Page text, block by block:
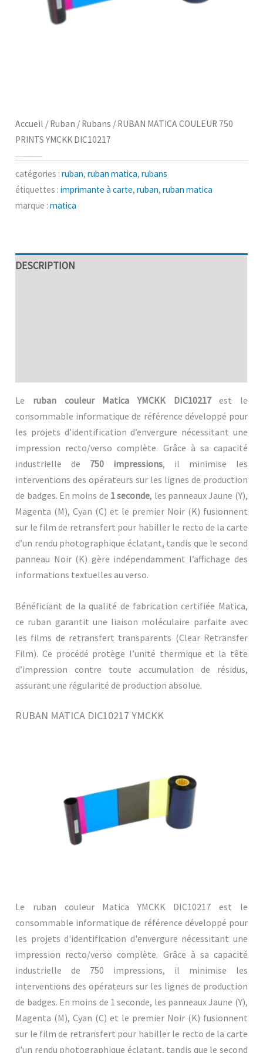
Accueil / Ruban / Rubans / RUBAN MATICA COULEUR 750
PRINTS YMCKK DIC10217
RUBAN MATICA COULEUR 750 PRINTS YMCKK DIC10217
catégories :ruban,ruban matica,rubans
étiquettes :imprimante à carte,ruban,ruban matica
marque :matica
DESCRIPTION
Le ruban couleur Matica YMCKK DIC10217est le
consommable informatique de référence développé pour
les projets d’identification d’envergure nécessitant une
impression recto/verso complète. Grâce à sa capacité
industrielle de 750 impressions, il minimise les
interventions des opérateurs sur les lignes de production
de badges. En moins de 1 seconde, les panneaux Jaune (Y),
Magenta (M), Cyan (C) et le premier Noir (K) fusionnent
sur le film de retransfert pour habiller le recto de la carte
d’un rendu photographique éclatant, tandis que le second
panneau Noir (K) gère indépendamment l’affichage des
informations textuelles au verso.
Bénéficiant de la qualité de fabrication certifiée Matica,
ce ruban garantit une liaison moléculaire parfaite avec
les films de retransfert transparents (Clear Retransfer
Film). Ce procédé protège l’unité thermique et la tête
d’impression contre toute accumulation de résidus,
assurant une régularité de production absolue.
RUBAN MATICA DIC10217 YMCKK
Le ruban couleur Matica YMCKK DIC10217 est le
consommable informatique de référence développé pour
les projets d'identification d'envergure nécessitant une
impression recto/verso complète. Grâce à sa capacité
industrielle de 750 impressions, il minimise les
interventions des opérateurs sur les lignes de production
de badges. En moins de 1 seconde, les panneaux Jaune (Y),
Magenta (M), Cyan (C) et le premier Noir (K) fusionnent
sur le film de retransfert pour habiller le recto de la carte
d'un rendu photographique éclatant, tandis que le second